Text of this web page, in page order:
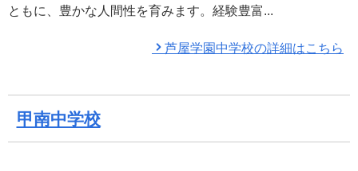
ともに、豊かな人間性を育みます。経験豊富...
芦屋学園中学校の詳細はこちら
甲南中学校